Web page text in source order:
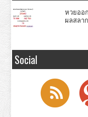
หวยออ
ผลสลา
Social